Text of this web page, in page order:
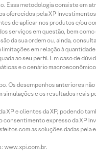
Essa metodologia consiste em
oferecidos pela XP
de aplicar nos produtos e/ou
serviços em questão, bem como
da sua ordem ou, ainda,
em relação à
ao seu perfil. Em caso de
e o cenário
Os desempenhos anteriores
e os resultados reais
e clientes da XP, podendo
consentimento expresso da XP
com as soluções dadas pela
www.xpi.com.br.